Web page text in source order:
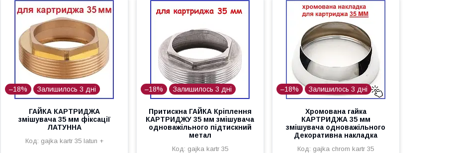
–18% Залишилось 3 дні
ГАЙКА КАРТРИДЖА
змішувача 35 мм фіксації
ЛАТУННА
gajka kartr 35 latun +
–18% Залишилось 3 дні
Притискна ГАЙКА Кріплення
КАРТРИДЖУ 35 мм змішувача
одноважільного підтискний
метал
gajka kartr 35
–18% Залишилось 3 дні
Хромована гайка
КАРТРИДЖА 35 мм
змішувача одноважільного
Декоративна накладка
gajka chrom kartr 35